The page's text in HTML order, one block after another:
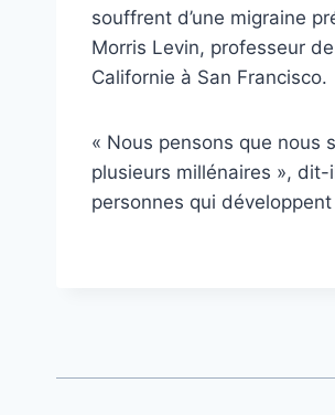
souffrent d’une migraine
Morris Levin, professeur
Californie à San Francisco.
« Nous pensons que nous
plusieurs millénaires »,
personnes qui